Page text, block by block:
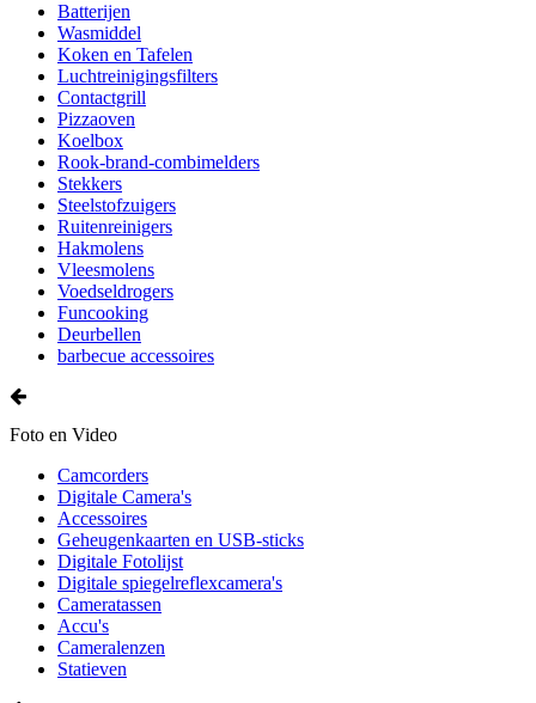
Batterijen
Wasmiddel
Koken en Tafelen
Luchtreinigingsfilters
Contactgrill
Pizzaoven
Koelbox
Rook-brand-combimelders
Stekkers
Steelstofzuigers
Ruitenreinigers
Hakmolens
Vleesmolens
Voedseldrogers
Funcooking
Deurbellen
barbecue accessoires
Foto en Video
Camcorders
Digitale Camera's
Accessoires
Geheugenkaarten en USB-sticks
Digitale Fotolijst
Digitale spiegelreflexcamera's
Cameratassen
Accu's
Cameralenzen
Statieven